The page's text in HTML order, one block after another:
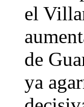
el
de
ya